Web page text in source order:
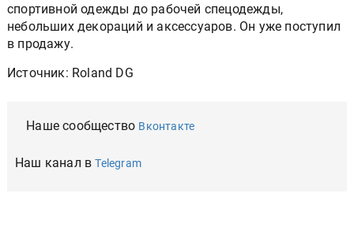
спортивной одежды до рабочей спецодежды,
небольших декораций и аксессуаров. Он уже поступил
в продажу.
Источник: Roland DG
Наше сообщество Вконтакте
Наш канал вTelegram